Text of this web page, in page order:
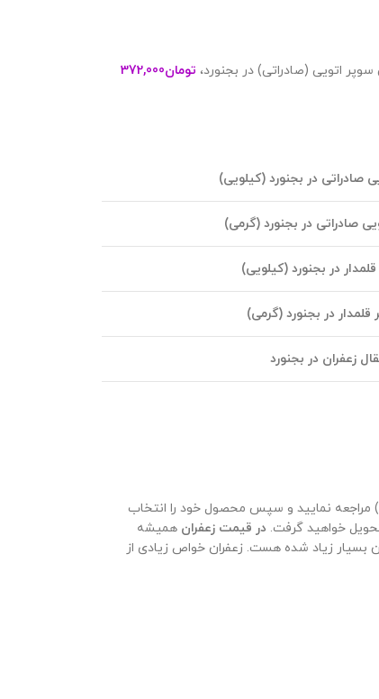
اتویی (صادراتی) در بجنورد، تومان372,000
در بجنورد (کیلویی)
صادراتی در بجنورد (گرمی)
در بجنورد (کیلویی)
در بجنورد (گرمی)
زعفران در بجنورد
نمایید و سپس محصول خود را انتخاب
در قیمت زعفران همیشه
بسیار زیاد شده هست. زعفران خواص زیادی از